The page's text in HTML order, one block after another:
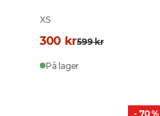
XS
300 kr599 kr
På lager
- 70 %